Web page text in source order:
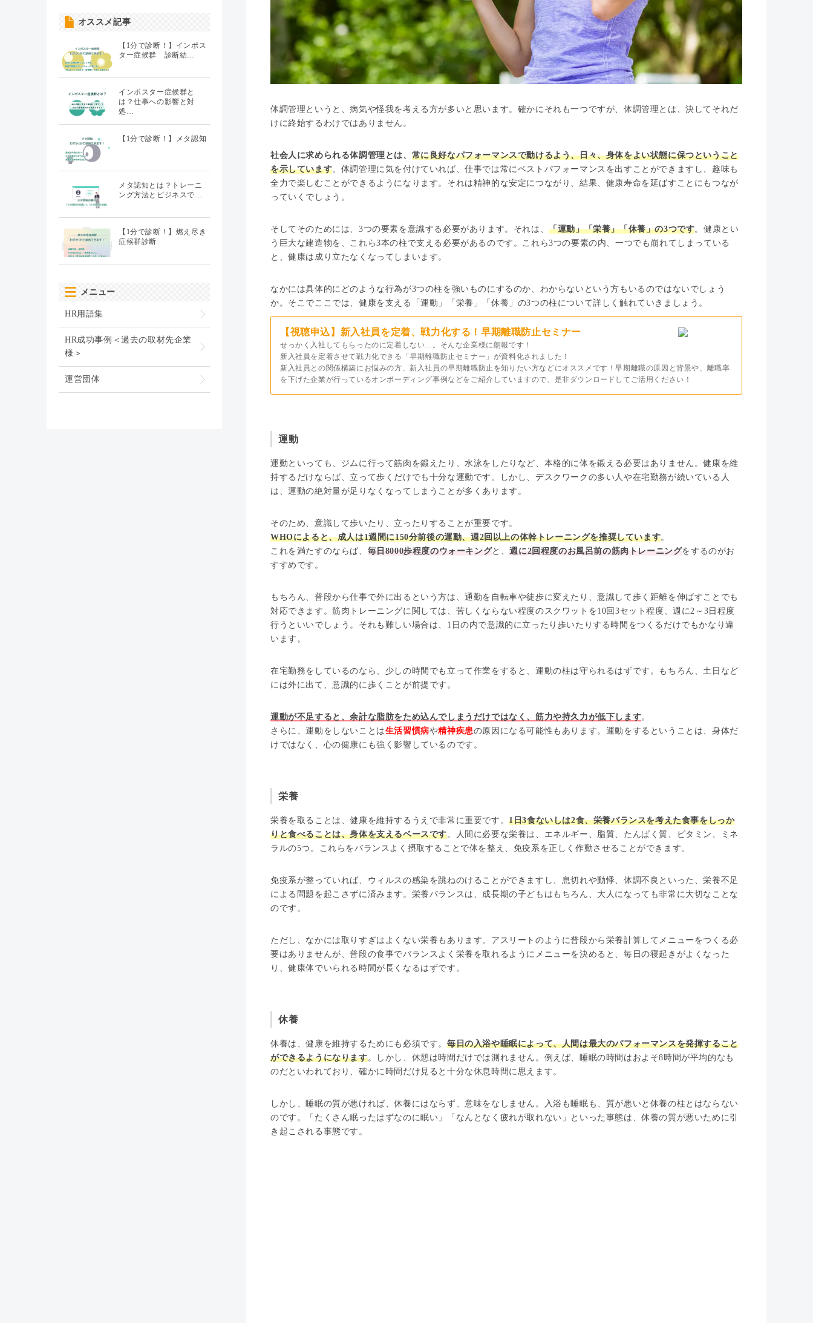
体調管理というと、病気や怪我を考える方が多いと思います。確かにそれも一つですが、体調管理とは、決してそれだ
けに終始するわけではありません。
社会人に求められる体調管理とは、 常に良好なパフォーマンスで動けるよう、日々、身体をよい状態に保つということ
を示しています。体調管理に気を付けていれば、仕事では常にベストパフォーマンスを出すことができますし、趣味も
全力で楽しむことができるようになります。それは精神的な安定につながり、結果、健康寿命を延ばすことにもつなが
っていくでしょう。
そしてそのためには、3つの要素を意識する必要があります。それは、「運動」「栄養」「休養」の3つです。健康とい
う巨大な建造物を、これら3本の柱で支える必要があるのです。これら3つの要素の内、一つでも崩れてしまっている
と、健康は成り立たなくなってしまいます。
なかには具体的にどのような行為が3つの柱を強いものにするのか、わからないという方もいるのではないでしょう
か。そこでここでは、健康を支える「運動」「栄養」「休養」の3つの柱について詳しく触れていきましょう。
【視聴申込】新入社員を定着、戦力化する！早期離職防止セミナー
せっかく入社してもらったのに定着しない…。そんな企業様に朗報です！
新入社員を定着させて戦力化できる「早期離職防止セミナー」が資料化されました！
新入社員との関係構築にお悩みの方、新入社員の早期離職防止を知りたい方などにオススメです！早期離職の原因と背景や、離職率
を下げた企業が行っているオンボーディング事例などをご紹介していますので、是非ダウンロードしてご活用ください！
運動
運動といっても、ジムに行って筋肉を鍛えたり、水泳をしたりなど、本格的に体を鍛える必要はありません。健康を維
持するだけならば、立って歩くだけでも十分な運動です。しかし、デスクワークの多い人や在宅勤務が続いている人
は、運動の絶対量が足りなくなってしまうことが多くあります。
そのため、意識して歩いたり、立ったりすることが重要です。
WHOによると、成人は1週間に150分前後の運動、週2回以上の体幹トレーニングを推奨しています。
これを満たすのならば、 毎日8000歩程度のウォーキングと、週に2回程度のお風呂前の筋肉トレーニングをするのがお
すすめです。
もちろん、普段から仕事で外に出るという方は、通勤を自転車や徒歩に変えたり、意識して歩く距離を伸ばすことでも
対応できます。筋肉トレーニングに関しては、苦しくならない程度のスクワットを10回3セット程度、週に2～3日程度
行うといいでしょう。それも難しい場合は、1日の内で意識的に立ったり歩いたりする時間をつくるだけでもかなり違
います。
在宅勤務をしているのなら、少しの時間でも立って作業をすると、運動の柱は守られるはずです。もちろん、土日など
には外に出て、意識的に歩くことが前提です。
運動が不足すると、余計な脂肪をため込んでしまうだけではなく、筋力や持久力が低下します。
さらに、運動をしないことは生活習慣病や精神疾患の原因になる可能性もあります。運動をするということは、身体だ
けではなく、心の健康にも強く影響しているのです。
栄養
栄養を取ることは、健康を維持するうえで非常に重要です。1日3食ないしは2食、栄養バランスを考えた食事をしっか
りと食べることは、身体を支えるベースです。人間に必要な栄養は、エネルギー、脂質、たんぱく質、ビタミン、ミネ
ラルの5つ。これらをバランスよく摂取することで体を整え、免疫系を正しく作動させることができます。
免疫系が整っていれば、ウィルスの感染を跳ねのけることができますし、息切れや動悸、体調不良といった、栄養不足
による問題を起こさずに済みます。栄養バランスは、成長期の子どもはもちろん、大人になっても非常に大切なことな
のです。
ただし、なかには取りすぎはよくない栄養もあります。アスリートのように普段から栄養計算してメニューをつくる必
要はありませんが、普段の食事でバランスよく栄養を取れるようにメニューを決めると、毎日の寝起きがよくなった
り、健康体でいられる時間が長くなるはずです。
休養
休養は、健康を維持するためにも必須です。 毎日の入浴や睡眠によって、人間は最大のパフォーマンスを発揮すること
ができるようになります。しかし、休憩は時間だけでは測れません。例えば、睡眠の時間はおよそ8時間が平均的なも
のだといわれており、確かに時間だけ見ると十分な休息時間に思えます。
しかし、睡眠の質が悪ければ、休養にはならず、意味をなしません。入浴も睡眠も、質が悪いと休養の柱とはならない
のです。「たくさん眠ったはずなのに眠い」「なんとなく疲れが取れない」といった事態は、休養の質が悪いために引
き起こされる事態です。
オススメ記事
【1分で診断！】インポス
ター症候群 診断結…
インポスター症候群と
は？仕事への影響と対
処…
【1分で診断！】メタ認知
メタ認知とは？トレーニ
ング方法とビジネスで…
【1分で診断！】燃え尽き
症候群診断
メニュー
HR用語集
HR成功事例＜過去の取材先企業
様＞
運営団体